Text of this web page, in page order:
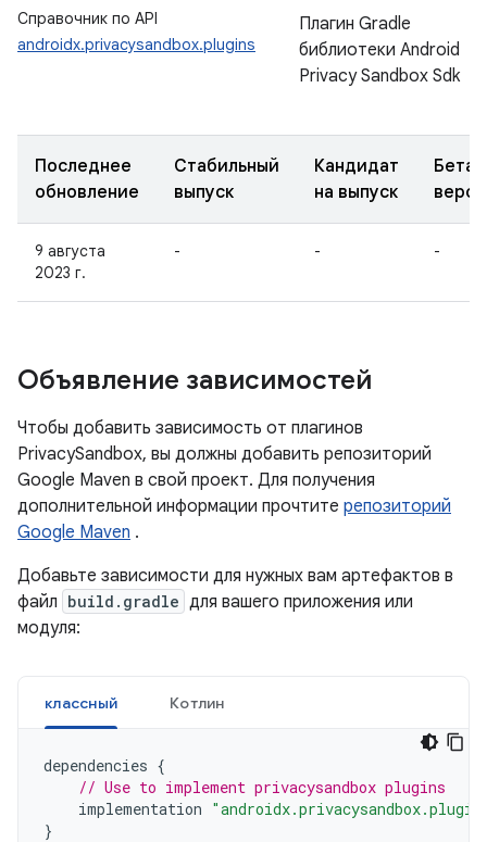
Справочник по API
androidx.privacysandbox.plugins
Плагин Gradle
библиотеки Android
Privacy Sandbox Sdk
Последнее
обновление
Стабильный
выпуск
Кандидат
на выпуск
Бета-
9 августа
2023 г.
- - -
Объявление зависимостей
Чтобы добавить зависимость от плагинов
PrivacySandbox, вы должны добавить репозиторий
Google Maven в свой проект. Для получения
дополнительной информации прочтите репозиторий
Google Maven .
Добавьте зависимости для нужных вам артефактов в
файл build.gradle для вашего приложения или
модуля:
классный Котлин
dependencies {
// Use to implement privacysandbox plugins
implementation
}